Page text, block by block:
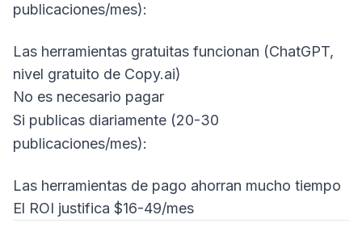
publicaciones/mes):
Las herramientas gratuitas funcionan (ChatGPT,
nivel gratuito de Copy.ai)
No es necesario pagar
Si publicas diariamente (20-30
publicaciones/mes):
Las herramientas de pago ahorran mucho tiempo
El ROI justifica $16-49/mes